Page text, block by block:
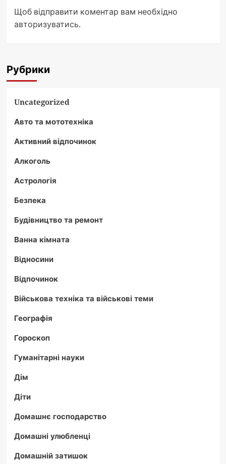
Щоб відправити коментар вам необхідно
авторизуватись.
Рубрики
Uncategorized
Авто та мототехніка
Активний відпочинок
Алкоголь
Астрологія
Безпека
Будівництво та ремонт
Ванна кімната
Відносини
Відпочинок
Військова техніка та військові теми
Географія
Гороскоп
Гуманітарні науки
Дім
Діти
Домашнє господарство
Домашні улюбленці
Домашній затишок